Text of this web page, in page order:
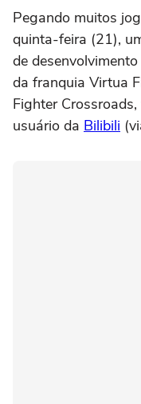
Pegando muitos
quinta-feira (21),
de
da franquia Virtua
Fighter
usuário da Bilibili